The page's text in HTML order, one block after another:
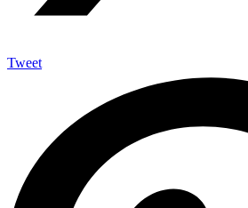
Tweet